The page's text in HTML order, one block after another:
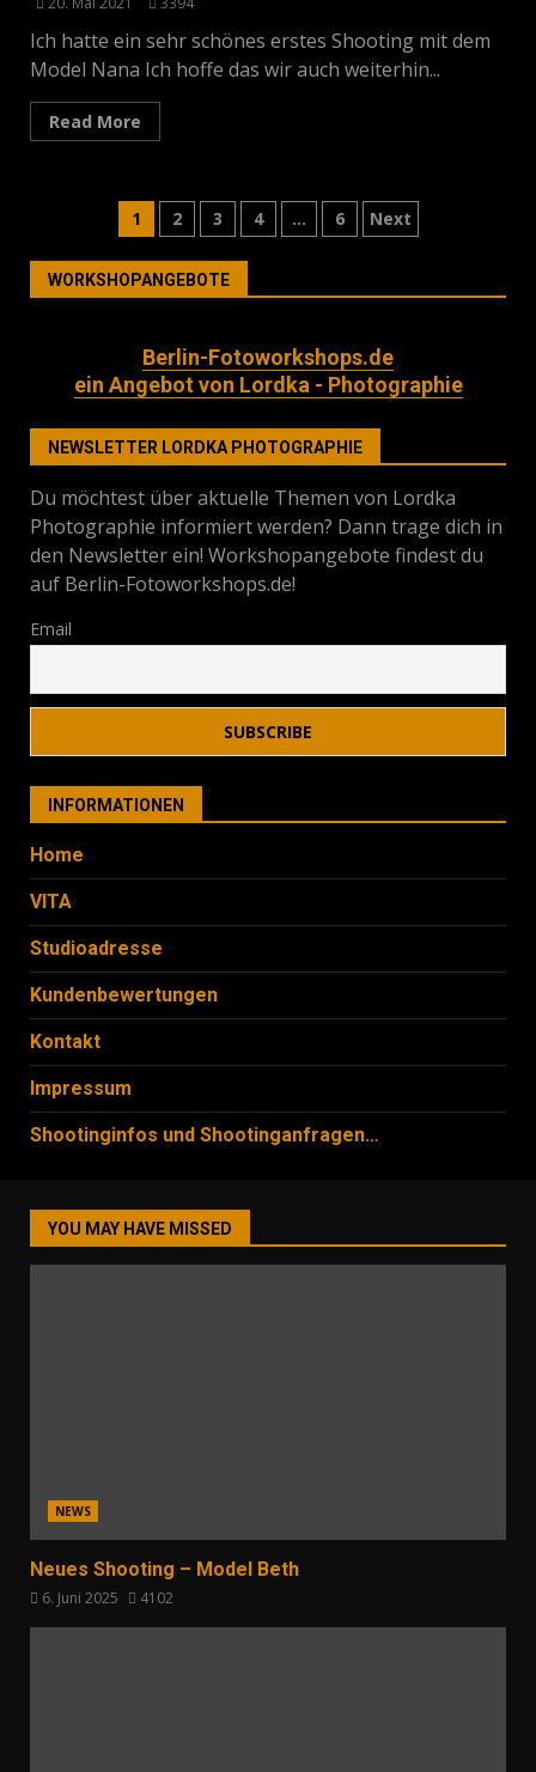
Ich hatte ein sehr schönes erstes Shooting mit dem
Model Nana Ich hoffe das wir auch weiterhin...
Read More
Seitennummerierung
der
1 2 3 4 … 6 Next
WORKSHOPANGEBOTE
Berlin-Fotoworkshops.de
ein Angebot von Lordka - Photographie
NEWSLETTER LORDKA PHOTOGRAPHIE
Du möchtest über aktuelle Themen von Lordka
Photographie informiert werden? Dann trage dich in
den Newsletter ein! Workshopangebote findest du
auf Berlin-Fotoworkshops.de!
Email
INFORMATIONEN
Home
VITA
Studioadresse
Kundenbewertungen
Kontakt
Impressum
Shootinginfos und Shootinganfragen…
YOU MAY HAVE MISSED
NEWS
Neues Shooting – Model Beth
6. Juni 2025 4102